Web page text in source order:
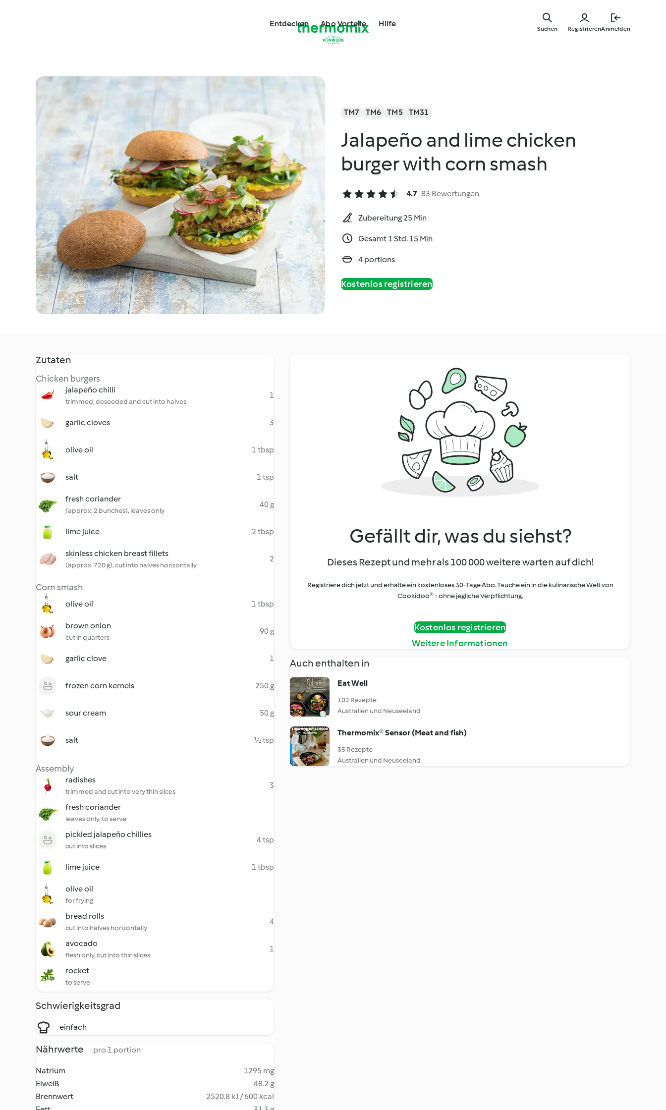
Entdecken Abo Vorteile Hilfe
RegistrierenAnmelden
Suchen
TM7 TM6 TM5 TM31
Jalapeño and lime chicken
burger with corn smash
4.7 83 Bewertungen
Zubereitung 25 Min
Gesamt 1 Std. 15 Min
4 portions
Kostenlos registrieren
Zutaten
Chicken burgers
jalapeño chilli
trimmed, deseeded and cut into halves
1
garlic cloves 3
olive oil 1 tbsp
salt 1 tsp
fresh coriander
(approx. 2 bunches), leaves only
40 g
lime juice 2 tbsp
skinless chicken breast fillets
(approx. 720 g), cut into halves horizontally
2
Corn smash
olive oil 1 tbsp
brown onion
cut in quarters
90 g
garlic clove 1
frozen corn kernels 250 g
sour cream 50 g
salt ½ tsp
Assembly
radishes
trimmed and cut into very thin slices
3
fresh coriander
leaves only, to serve
pickled jalapeño chillies
cut into slices
4 tsp
lime juice 1 tbsp
olive oil
for frying
bread rolls
cut into halves horizontally
4
avocado
flesh only, cut into thin slices
1
rocket
to serve
Schwierigkeitsgrad
einfach
Nährwerte pro 1 portion
Natrium
1295 mg
Eiweiß
48.2 g
Brennwert
2520.8 kJ / 600 kcal
Gefällt dir, was du siehst?
Dieses Rezept und mehr als 100 000 weitere warten auf dich!
Registriere dich jetzt und erhalte ein kostenloses 30-Tage Abo. Tauche ein in die kulinarische Welt von
Cookidoo® - ohne jegliche Verpflichtung.
Kostenlos registrieren
Weitere Informationen
Auch enthalten in
Eat Well
102 Rezepte
Australien und Neuseeland
Thermomix® Sensor (Meat and fish)
35 Rezepte
Australien und Neuseeland